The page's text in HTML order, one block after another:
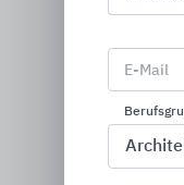
E-Mail